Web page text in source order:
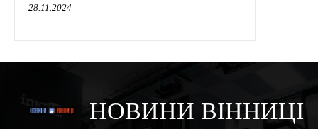
28.11.2024
НОВИНИ ВІННИЦІ